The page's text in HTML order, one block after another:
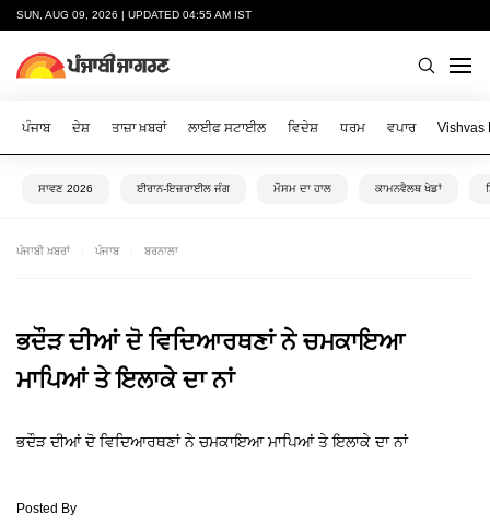
SUN, AUG 09, 2026 | UPDATED 04:55 AM IST
ਪੰਜਾਬ ਦੇਸ਼ ਤਾਜ਼ਾ ਖ਼ਬਰਾਂ ਲਾਈਫ ਸਟਾਈਲ ਵਿਦੇਸ਼ ਧਰਮ ਵਪਾਰ Vishvas
ਸਾਵਣ 2026 ਈਰਾਨ-ਇਜ਼ਰਾਈਲ ਜੰਗ ਮੌਸਮ ਦਾ ਹਾਲ ਕਾਮਨਵੈਲਥ ਖੇਡਾਂ
ਪੰਜਾਬੀ ਖ਼ਬਰਾਂ ਪੰਜਾਬ ਬਰਨਾਲਾ
ਭਦੌੜ ਦੀਆਂ ਦੋ ਵਿਦਿਆਰਥਣਾਂ ਨੇ ਚਮਕਾਇਆ
ਮਾਪਿਆਂ ਤੇ ਇਲਾਕੇ ਦਾ ਨਾਂ
ਭਦੌੜ ਦੀਆਂ ਦੋ ਵਿਦਿਆਰਥਣਾਂ ਨੇ ਚਮਕਾਇਆ ਮਾਪਿਆਂ ਤੇ ਇਲਾਕੇ ਦਾ ਨਾਂ
Posted By